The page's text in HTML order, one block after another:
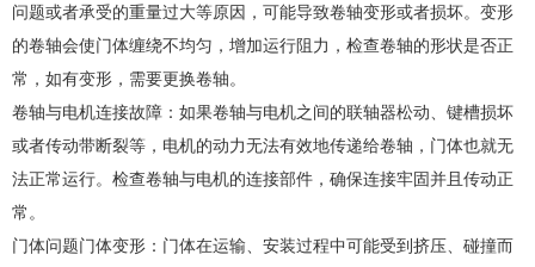
问题或者承受的重量过大等原因，可能导致卷轴变形或者损坏。变形
的卷轴会使门体缠绕不均匀，增加运行阻力，检查卷轴的形状是否正
常，如有变形，需要更换卷轴。
卷轴与电机连接故障：如果卷轴与电机之间的联轴器松动、键槽损坏
或者传动带断裂等，电机的动力无法有效地传递给卷轴，门体也就无
法正常运行。检查卷轴与电机的连接部件，确保连接牢固并且传动正
常。
门体问题门体变形：门体在运输、安装过程中可能受到挤压、碰撞而